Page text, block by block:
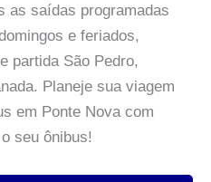
as saídas programadas
e feriados,
partida São Pedro,
Planeje sua viagem
em Ponte Nova com
seu ônibus!